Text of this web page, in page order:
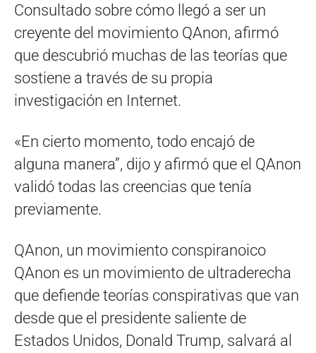
Consultado sobre cómo llegó a ser un
creyente del movimiento QAnon, afirmó
que descubrió muchas de las teorías que
sostiene a través de su propia
investigación en Internet.
«En cierto momento, todo encajó de
alguna manera”, dijo y afirmó que el QAnon
validó todas las creencias que tenía
previamente.
QAnon, un movimiento conspiranoico
QAnon es un movimiento de ultraderecha
que defiende teorías conspirativas que van
desde que el presidente saliente de
Estados Unidos, Donald Trump, salvará al